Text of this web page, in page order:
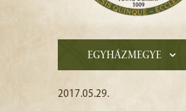
Egyházmegye
2017.05.29.